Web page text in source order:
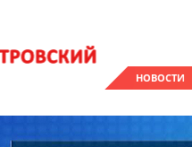
НОВОСТИ